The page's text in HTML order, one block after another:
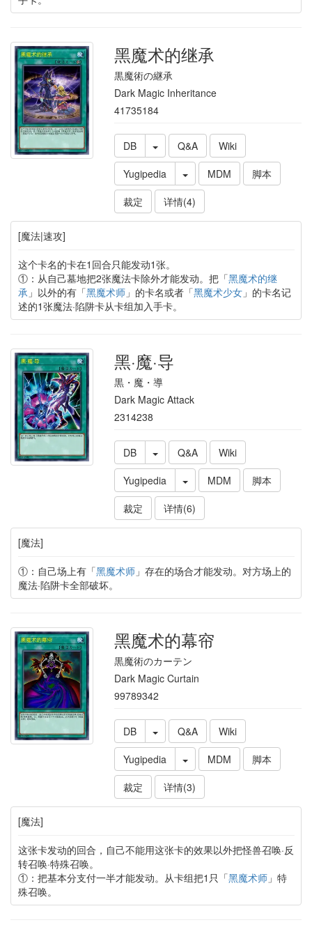
黑魔术的继承
黒魔術の継承
Dark Magic Inheritance
41735184
DB Q&A
Wiki
Yugipedia
MDM
脚本
裁定
详情(4)
[魔法|速攻]
这个卡名的卡在1回合只能发动1张。
①：从自己墓地把2张魔法卡除外才能发动。把「黑魔术的继
承 」以外的有「黑魔术师」的卡名或者「黑魔术少女」的卡名记
述的1张魔法·陷阱卡从卡组加入手卡。
黑·魔·导
黒・魔・導
Dark Magic Attack
2314238
DB Q&A
Wiki
Yugipedia
MDM
脚本
裁定
详情(6)
[魔法]
①：自己场上有「黑魔术师」存在的场合才能发动。对方场上的
魔法·陷阱卡全部破坏。
黑魔术的幕帘
黒魔術のカーテン
Dark Magic Curtain
99789342
DB Q&A
Wiki
Yugipedia
MDM
脚本
裁定
详情(3)
[魔法]
这张卡发动的回合，自己不能用这张卡的效果以外把怪兽召唤·反
转召唤·特殊召唤。
①：把基本分支付一半才能发动。从卡组把1只「黑魔术师」特
殊召唤。